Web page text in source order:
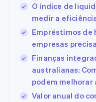
O índice de
medir a
Empréstimos de
empresas
Finanças
australianas:
podem melhorar
Valor anual do